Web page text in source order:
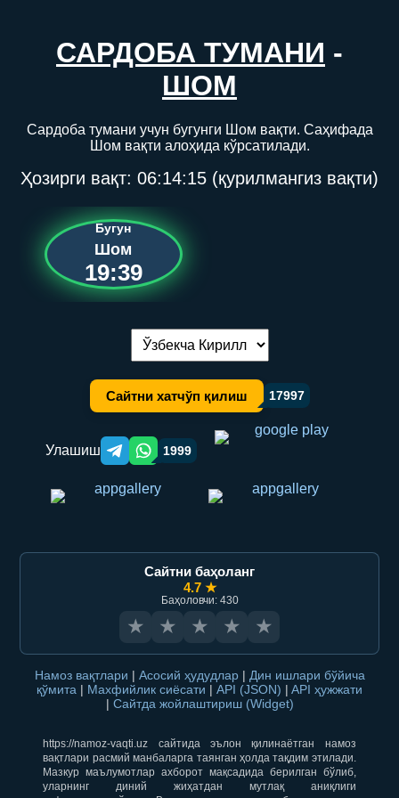
САРДОБА ТУМАНИ -
ШОМ
Сардоба тумани учун бугунги Шом вақти. Саҳифада
Шом вақти алоҳида кўрсатилади.
Ҳозирги вақт: 06:14:15 (қурилмангиз вақти)
Бугун
Шом
19:39
Тилни алмаштириш:
Сайтни хатчўп қилиш 17997
Улашиш Telegram orqali ulashish
WhatsApp orqali ulashish
1999
Сайтни баҳоланг
4.7 ★
Баҳоловчи: 430
★ ★ ★ ★ ★
Намоз вақтлари | Асосий ҳудудлар | Дин ишлари бўйича
қўмита | Махфийлик сиёсати | API (JSON) | API ҳужжати
| Сайтда жойлаштириш (Widget)
https://namoz-vaqti.uz сайтида эълон қилинаётган намоз
вақтлари расмий манбаларга таянган ҳолда тақдим этилади.
Мазкур маълумотлар ахборот мақсадида берилган бўлиб,
уларнинг диний жиҳатдан мутлақ аниқлиги